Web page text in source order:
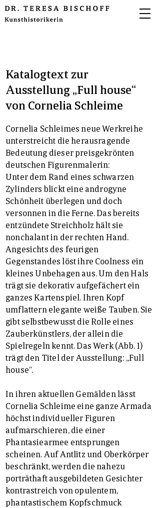
Katalogtext zur
Ausstellung „Full house“
von Cornelia Schleime
Cornelia Schleimes neue Werkreihe
unterstreicht die herausragende
Bedeutung dieser preisgekrönten
deutschen Figurenmalerin:
Unter dem Rand eines schwarzen
Zylinders blickt eine androgyne
Schönheit überlegen und doch
versonnen in die Ferne. Das bereits
entzündete Streichholz hält sie
nonchalant in der rechten Hand.
Angesichts des feurigen
Gegenstandes löst ihre Coolness ein
kleines Unbehagen aus. Um den Hals
trägt sie dekorativ aufgefächert ein
ganzes Kartenspiel. Ihren Kopf
umflattern elegante weiße Tauben. Sie
gibt selbstbewusst die Rolle eines
Zauberkünstlers, der allein die
Spielregeln kennt. Das Werk (Abb. 1)
trägt den Titel der Ausstellung: „Full
house“.
In ihren aktuellen Gemälden lässt
Cornelia Schleime eine ganze Armada
höchst individueller Figuren
aufmarschieren, die einer
Phantasiearmee entsprungen
scheinen. Auf Antlitz und Oberkörper
beschränkt, werden die nahezu
porträthaft ausgebildeten Gesichter
kontrastreich von opulentem,
phantastischem Kopfschmuck